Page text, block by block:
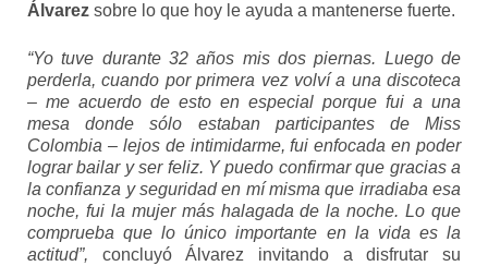
Álvarez sobre lo que hoy le ayuda a mantenerse fuerte.
“Yo tuve durante 32 años mis dos piernas. Luego de
perderla, cuando por primera vez volví a una discoteca
– me acuerdo de esto en especial porque fui a una
mesa donde sólo estaban participantes de Miss
Colombia – lejos de intimidarme, fui enfocada en poder
lograr bailar y ser feliz. Y puedo confirmar que gracias a
la confianza y seguridad en mí misma que irradiaba esa
noche, fui la mujer más halagada de la noche. Lo que
comprueba que lo único importante en la vida es la
actitud”, concluyó Álvarez invitando a disfrutar su